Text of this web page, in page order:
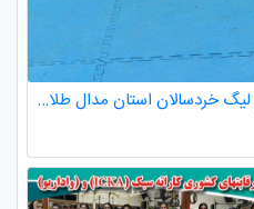
فینال مسابقات قهرمانی تکواندو لیگ خردسالان استان مدال طلا صدرا ظفری از باشگاه طلایی به مربیگری استاد عسکری مربی ارزنده باشگاه